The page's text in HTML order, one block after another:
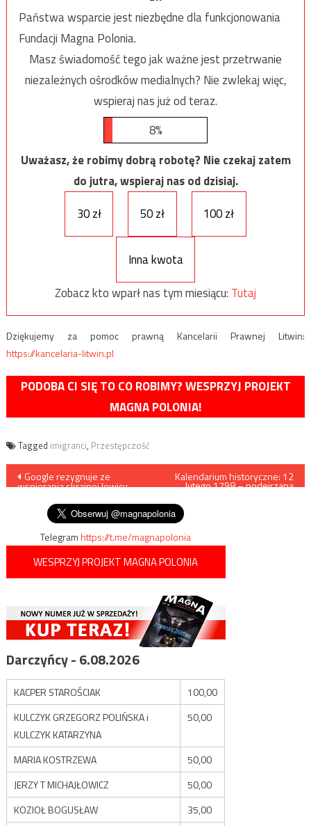
Państwa wsparcie jest niezbędne dla funkcjonowania
Fundacji Magna Polonia.
Masz świadomość tego jak ważne jest przetrwanie
niezależnych ośrodków medialnych? Nie zwlekaj więc,
wspieraj nas już od teraz.
8%
Uważasz, że robimy dobrą robotę? Nie czekaj zatem
do jutra, wspieraj nas od dzisiaj.
30 zł
50 zł 100 zł
Inna kwota
Zobacz kto wparł nas tym miesiącu: Tutaj
Dziękujemy za pomoc prawną Kancelarii Prawnej Litwin:
https://kancelaria-litwin.pl
PODOBA CI SIĘ TO CO ROBIMY? WESPRZYJ PROJEKT
MAGNA POLONIA!
Tagged imigranci, Przestępczość
Nawigacja
wpisu
Google rezygnuje ze
wspierania skrajnej lewicy.
Kalendarium historyczne: 12
lutego 1798 – podejrzana
Telegramhttps://t.me/magnapolonia
WESPRZYJ PROJEKT MAGNA POLONIA
Darczyńcy - 6.08.2026
KACPER STAROŚCIAK
100,00
KULCZYK GRZEGORZ POLIŃSKA i
KULCZYK KATARZYNA
50,00
MARIA KOSTRZEWA
50,00
JERZY T MICHAJŁOWICZ
50,00
KOZIOŁ BOGUSŁAW
35,00